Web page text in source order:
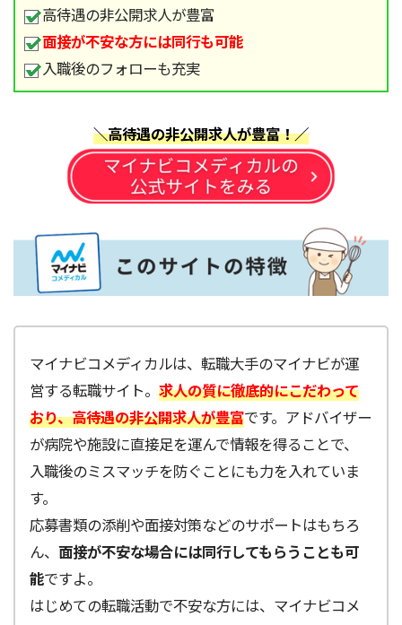
高待遇の非公開求人が豊富
面接が不安な方には同行も可能
入職後のフォローも充実
＼高待遇の非公開求人が豊富！／
マイナビコメディカルは、転職大手のマイナビが運
営する転職サイト。求人の質に徹底的にこだわって
おり、高待遇の非公開求人が豊富です。アドバイザー
が病院や施設に直接足を運んで情報を得ることで、
入職後のミスマッチを防ぐことにも力を入れていま
す。
応募書類の添削や面接対策などのサポートはもちろ
ん、面接が不安な場合には同行してもらうことも可
能ですよ。
はじめての転職活動で不安な方には、マイナビコメ